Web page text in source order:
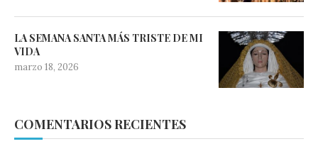
LA SEMANA SANTA MÁS TRISTE DE MI
VIDA
marzo 18, 2026
COMENTARIOS RECIENTES